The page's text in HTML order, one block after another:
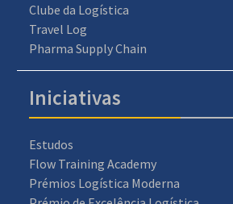
Clube da Logística
Travel Log
Pharma Supply Chain
Iniciativas
Estudos
Flow Training Academy
Prémios Logística Moderna